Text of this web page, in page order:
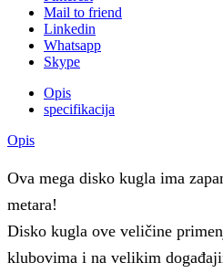
Mail to friend
Linkedin
Whatsapp
Skype
Opis
specifikacija
Opis
Ova mega disko kugla ima
metara!
Disko kugla ove veličine
klubovima i na velikim